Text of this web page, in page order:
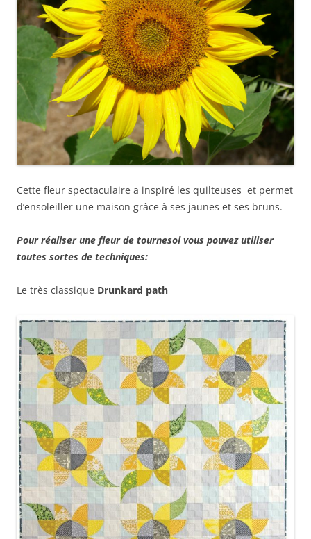
Cette fleur spectaculaire a inspiré les quilteuses et permet
d’ensoleiller une maison grâce à ses jaunes et ses bruns.
Pour réaliser une fleur de tournesol vous pouvez utiliser
toutes sortes de techniques:
Le très classique Drunkard path